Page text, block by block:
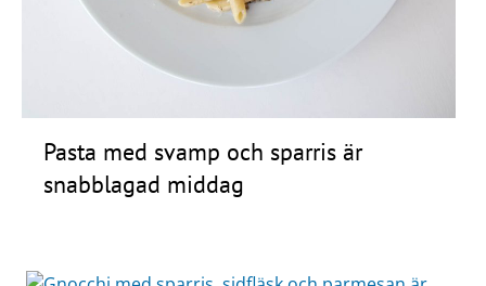
Pasta med svamp och sparris är
snabblagad middag